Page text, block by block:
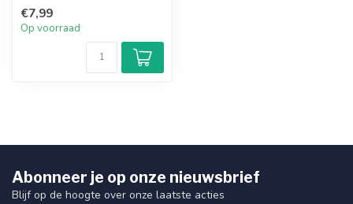
te...
€7,99
Op voorraad
Abonneer je op onze nieuwsbrief
Blijf op de hoogte over onze laatste acties